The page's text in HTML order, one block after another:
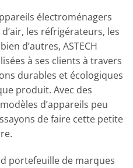
électroménagers
les réfrigérateurs, les
d’autres, ASTECH
à ses clients à travers
durables et écologiques
produit. Avec des
d’appareils peu
de faire cette petite
portefeuille de marques